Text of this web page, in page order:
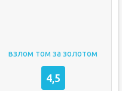
взлом том за золотом
4,5